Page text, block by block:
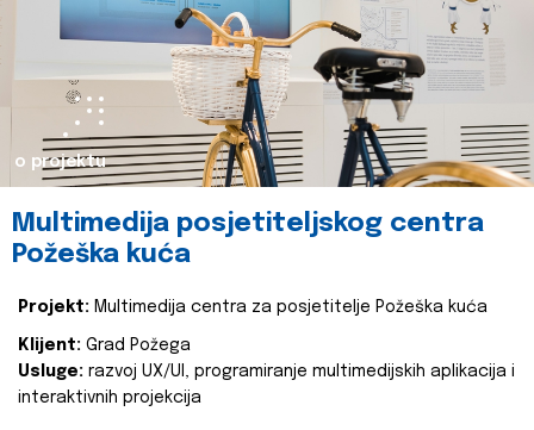
o projektu
Multimedija posjetiteljskog centra
Požeška kuća
Projekt: Multimedija centra za posjetitelje Požeška kuća
Klijent: Grad Požega
Usluge: razvoj UX/UI, programiranje multimedijskih aplikacija i
interaktivnih projekcija